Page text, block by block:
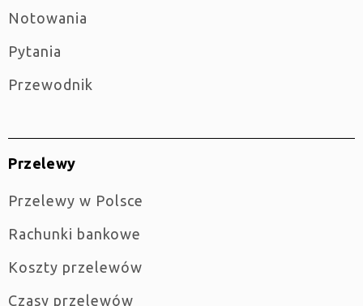
Notowania
Pytania
Przewodnik
Przelewy
Przelewy w Polsce
Rachunki bankowe
Koszty przelewów
Czasy przelewów